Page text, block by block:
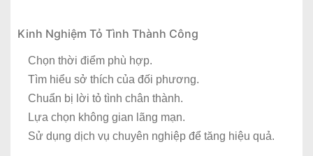
Kinh Nghiệm Tỏ Tình Thành Công
Chọn thời điểm phù hợp.
Tìm hiểu sở thích của đối phương.
Chuẩn bị lời tỏ tình chân thành.
Lựa chọn không gian lãng mạn.
Sử dụng dịch vụ chuyên nghiệp để tăng hiệu quả.